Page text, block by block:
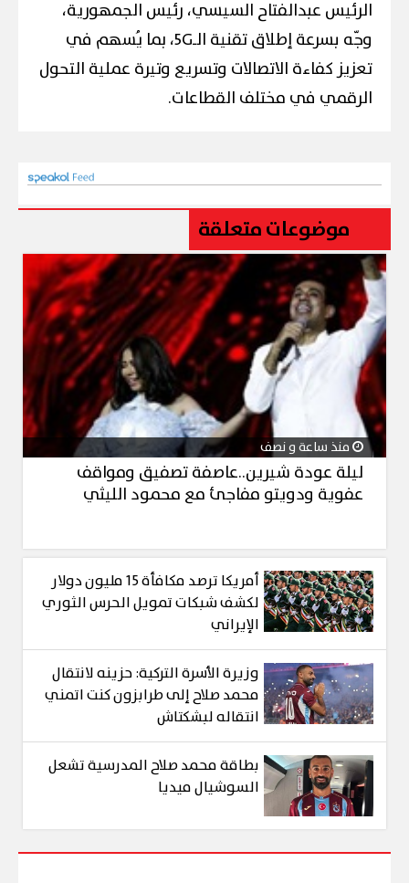
الرئيس عبدالفتاح السيسي، رئيس الجمهورية،
وجّه بسرعة إطلاق تقنية الـ5G، بما يُسهم في
تعزيز كفاءة الاتصالات وتسريع وتيرة عملية التحول
الرقمي في مختلف القطاعات.
موضوعات متعلقة
منذ ساعة و نصف
ليلة عودة شيرين..عاصفة تصفيق ومواقف
عفوية ودويتو مفاجئ مع محمود الليثي
أمريكا ترصد مكافأة 15 مليون دولار
لكشف شبكات تمويل الحرس الثوري
الإيراني
وزيرة الأسرة التركية: حزينه لانتقال
محمد صلاح إلى طرابزون كنت اتمني
انتقاله لبشكتاش
بطاقة محمد صلاح المدرسية تشعل
السوشيال ميديا